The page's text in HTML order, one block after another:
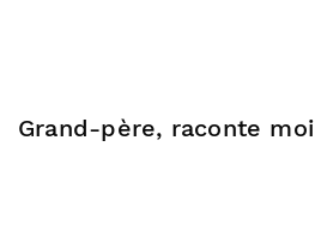
Grand-père, raconte moi